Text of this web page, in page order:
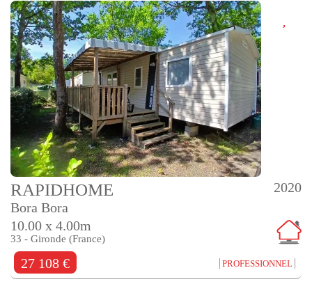
2020
RAPIDHOME
Bora Bora
10.00 x 4.00m
33 - Gironde (France)
27 108 € PROFESSIONNEL